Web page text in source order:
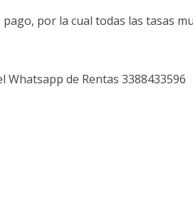
por la cual todas las tasas
de Rentas 3388433596